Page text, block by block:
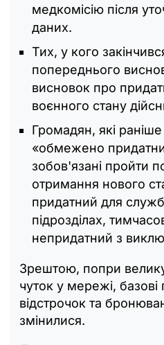
медкомісію після
даних.
Тих, у кого
попереднього
висновок про
воєнного стану
Громадян, які
«обмежено
зобов'язані пройти
отримання нового
придатний для
підрозділах,
непридатний з
Зрештою, попри велику
чуток у мережі,
відстрочок та
змінилися.